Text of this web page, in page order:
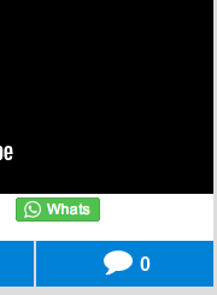
0